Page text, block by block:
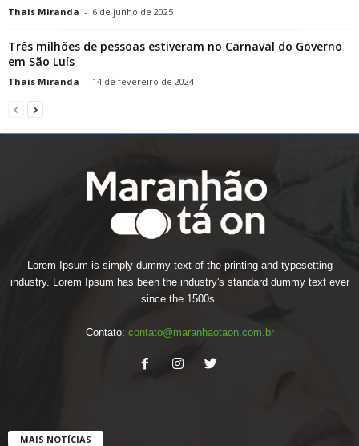
Thais Miranda - 6 de junho de 2025
Três milhões de pessoas estiveram no Carnaval do Governo
em São Luís
Thais Miranda - 14 de fevereiro de 2024
Lorem Ipsum is simply dummy text of the printing and typesetting
industry. Lorem Ipsum has been the industry's standard dummy text ever
since the 1500s.
Contato: contato@maranhaotaon.com.br
MAIS NOTÍCIAS